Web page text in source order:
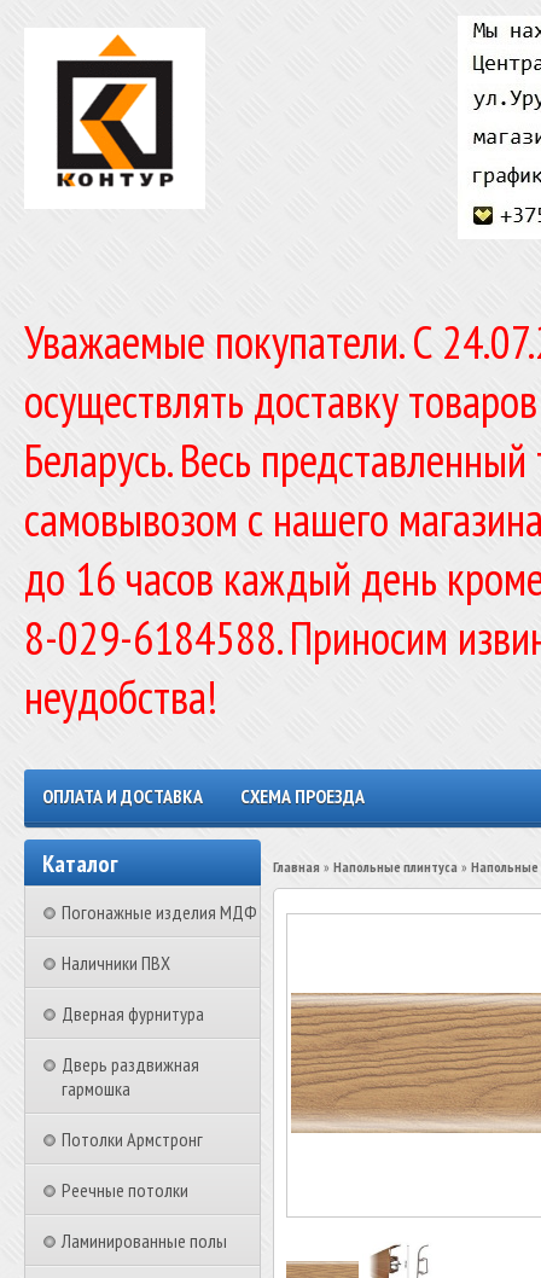
Уважаемые покупатели. C
осуществлять доставку
Беларусь. Весь
самовывозом с нашего
до 16 часов каждый день
8-029-6184588. Приносим
неудобства!
ОПЛАТА И ДОСТАВКА СХЕМА ПРОЕЗДА
Каталог
Погонажные изделия МДФ
Наличники ПВХ
Дверная фурнитура
Дверь раздвижная
гармошка
Потолки Армстронг
Реечные потолки
Ламинированные полы
Главная » Напольные плинтуса » Напольные